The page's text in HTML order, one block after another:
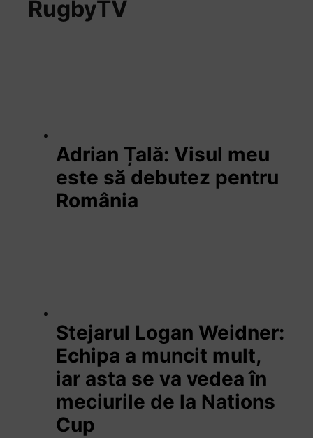
RugbyTV
Adrian Țală: Visul meu
este să debutez pentru
România
Stejarul Logan Weidner:
Echipa a muncit mult,
iar asta se va vedea în
meciurile de la Nations
Cup